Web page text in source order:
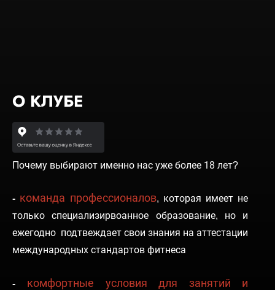
О КЛУБЕ
Почему выбирают именно нас уже более 18 лет?
- команда профессионалов, которая имеет не
только специализирвоанное образование, но и
ежегодно подтвеждает свои знания на аттестации
международных стандартов фитнеса
-
комфортные условия для занятий и